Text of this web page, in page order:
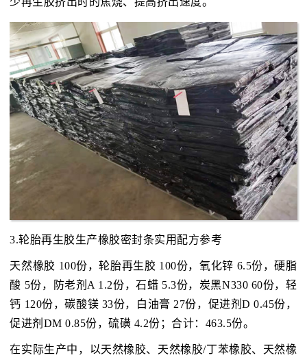
3.轮胎再生胶生产橡胶密封条实用配方参考
天然橡胶 100份，轮胎再生胶 100份，氧化锌 6.5份，硬脂
酸 5份，防老剂A 1.2份，石蜡 5.3份，炭黑N330 60份，轻
钙 120份，碳酸镁 33份，白油膏 27份，促进剂D 0.45份，
促进剂DM 0.85份，硫磺 4.2份；合计：463.5份。
在实际生产中，以天然橡胶、天然橡胶/丁苯橡胶、天然橡